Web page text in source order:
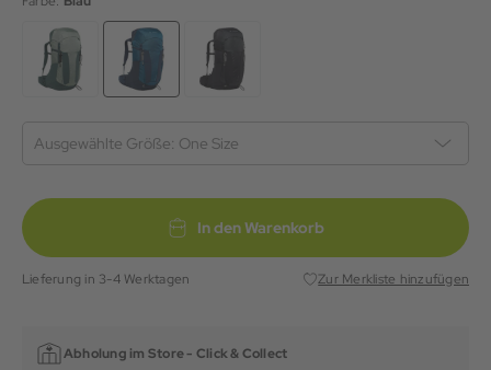
Ausgewählte Größe: One Size
In den Warenkorb
Lieferung in 3-4 Werktagen Zur Merkliste hinzufügen
Abholung im Store - Click & Collect